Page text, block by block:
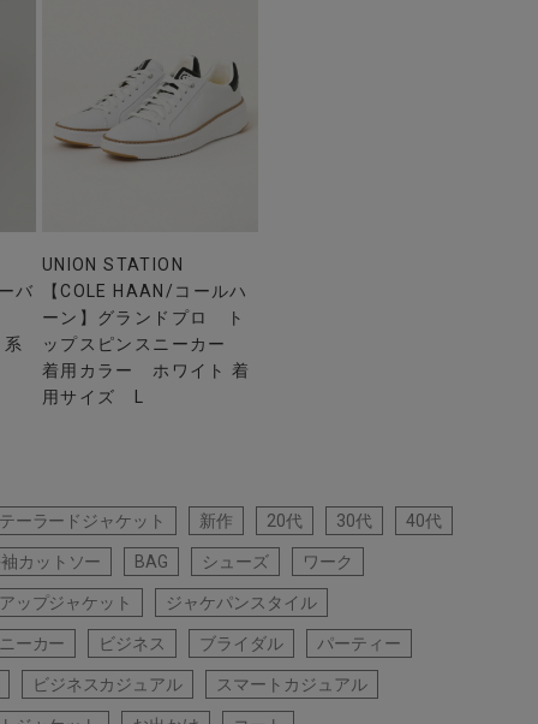
バ
UNION STATION
【COLE HAAN/コールハ
ーン】グランドプロ ト
ップスピンスニーカー
着用カラー ホワイト 着
用サイズ L
テーラードジャケット 新作 20代 30代 40代
袖カットソー BAG シューズ ワーク
ップジャケット ジャケパンスタイル
ニーカー ビジネス ブライダル パーティー
ビジネスカジュアル スマートカジュアル